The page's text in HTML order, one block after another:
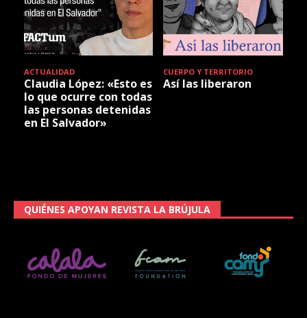
ACTUALIDAD
Claudia López: «Esto es
lo que ocurre con todas
las personas detenidas
en El Salvador»
CUERPO Y TERRITORIO
Así las liberaron
QUIÉNES APOYAN REVISTA LA BRÚJULA